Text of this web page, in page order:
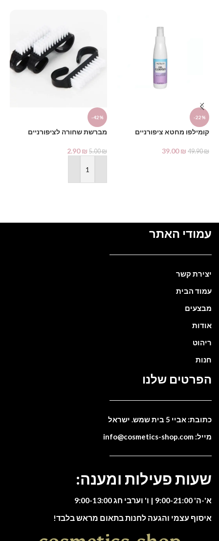
-22%
קומילפו מחטא ציפורניים
49.90₪
39.00₪
-42%
מברשת שחורה לציפורניים
5.00₪
2.90₪
הוספה לסל
עמודי האתר
יצירת קשר
עמוד הבית
מבצעים
אודות
ריהוט
חנות
הפרטים שלנו
כתובת: אביי 5 בית שמש. ישראל
מייל: info@cosmetics-shop.com
שעות פעילות ומענה:
א'-ה' 9:00-21:00 | ו' וערבי חג 9:00-13:00
איסוף עצמי והגעה לחנות בתאום מראש בלבד!